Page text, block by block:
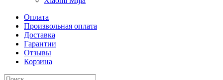
Оплата
Произвольная оплата
Доставка
Гарантии
Отзывы
Корзина